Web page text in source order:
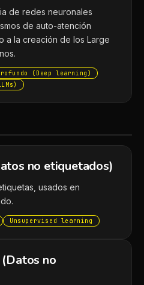
de redes neuronales
de auto-atención
a la creación de los Large
(Deep learning)
no etiquetados)
usados en
Unsupervised learning
no